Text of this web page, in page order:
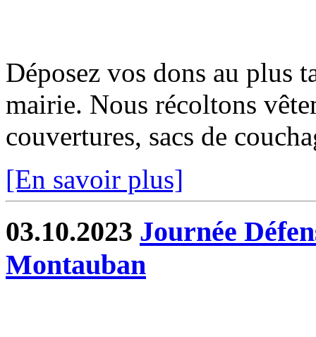
Déposez vos dons au plus
mairie. Nous récoltons
couvertures, sacs de
[En savoir plus]
03.10.2023 Journée
Montauban